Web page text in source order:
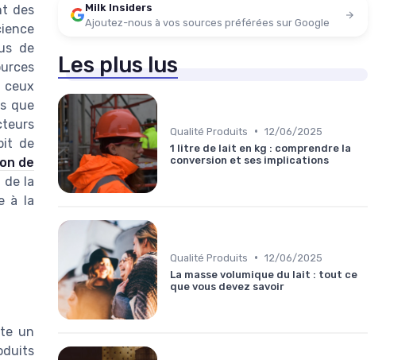
des
de
ceux
que
de
de
de la
à la
un
Milk Insiders
Ajoutez-nous à vos sources préférées sur Google
Les plus lus
Qualité Produits • 12/06/2025
1 litre de lait en kg : comprendre la
conversion et ses implications
Qualité Produits • 12/06/2025
La masse volumique du lait : tout ce
que vous devez savoir